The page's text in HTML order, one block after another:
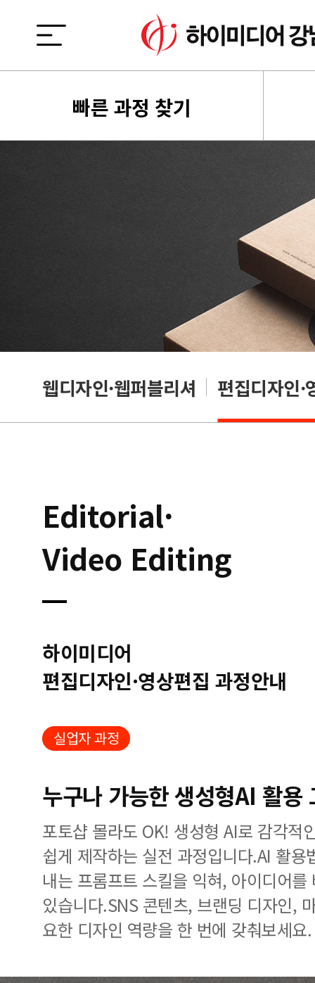
빠른 과정 찾기
웹디자인·웹퍼블리셔 편집디자인·
Editorial·
Video Editing
하이미디어
편집디자인·영상편집 과정안내
실업자 과정
누구나 가능한 생성형AI 활용
포토샵 몰라도 OK! 생성형 AI로 감각적
쉽게 제작하는 실전 과정입니다.AI 활용
내는 프롬프트 스킬을 익혀, 아이디어
있습니다.SNS 콘텐츠, 브랜딩 디자인,
요한 디자인 역량을 한 번에 갖춰보세요.